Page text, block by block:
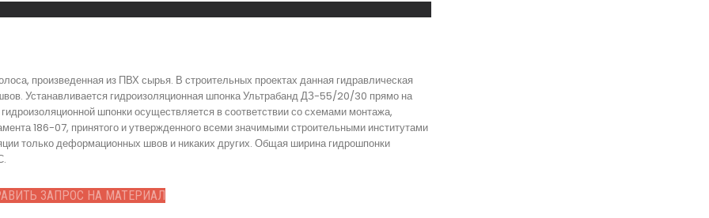
произведенная из ПВХ сырья. В строительных проектах данная гидравлическая
Устанавливается гидроизоляционная шпонка Ультрабанд ДЗ-55/20/30 прямо на
шпонки осуществляется в соответствии со схемами монтажа,
186-07, принятого и утвержденного всеми значимыми строительными институтами
только деформационных швов и никаких других. Общая ширина гидрошпонки
ЗАПРОС НА МАТЕРИАЛ